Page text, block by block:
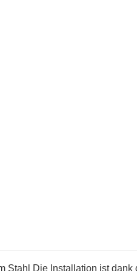
Stahl Die Installation ist